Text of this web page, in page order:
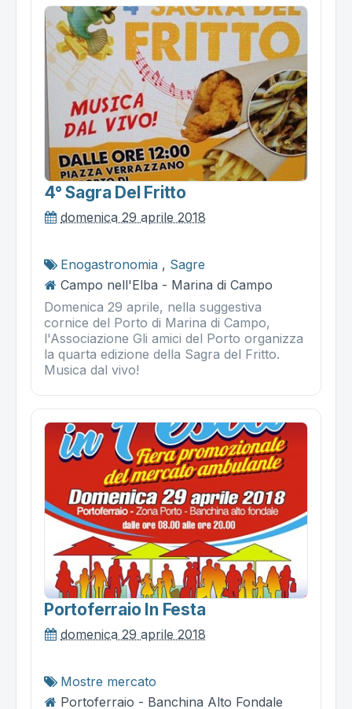
4° Sagra Del Fritto
domenica 29 aprile 2018
Enogastronomia , Sagre
Campo nell'Elba - Marina di Campo
Domenica 29 aprile, nella suggestiva
cornice del Porto di Marina di Campo,
l'Associazione Gli amici del Porto organizza
la quarta edizione della Sagra del Fritto.
Musica dal vivo!
Portoferraio In Festa
domenica 29 aprile 2018
Mostre mercato
Portoferraio - Banchina Alto Fondale